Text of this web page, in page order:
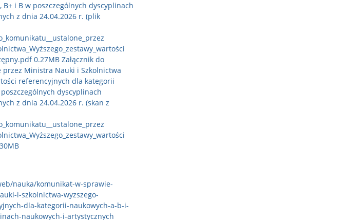
B+ i B w poszczególnych dyscyplinach
z dnia 24.04.2026 r. (plik
0.27MB Załącznik do
Ministra Nauki i Szkolnictwa
referencyjnych dla kategorii
dyscyplinach
z dnia 24.04.2026 r. (skan z
nauka/komunikat-w-sprawie-
i-szkolnictwa-wyzszego-
dla-kategorii-naukowych-a-b-i-
naukowych-i-artystycznych